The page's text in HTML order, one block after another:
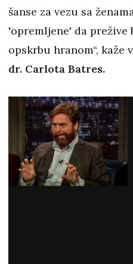
šanse za vezu sa
'opremljene' da
opskrbu hranom“,
dr. Carlota Batres.